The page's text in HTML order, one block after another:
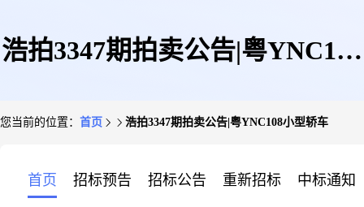
浩拍3347期拍卖公告|粤YNC108
您当前的位置： 首页 浩拍3347期拍卖公告|粤YNC108小型轿车
首页 招标预告 招标公告 重新招标 中标通知